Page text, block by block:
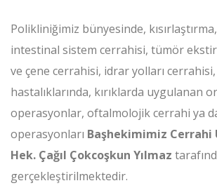
Polikliniğimiz bünyesinde,
intestinal sistem cerrahisi, tümör
ve çene cerrahisi, idrar yolları
hastalıklarında, kırıklarda uygulanan
operasyonlar, oftalmolojik cerrahi ya
operasyonları Başhekimimiz Cerrahi
Hek. Çağıl Çokcoşkun Yılmaz
gerçekleştirilmektedir.